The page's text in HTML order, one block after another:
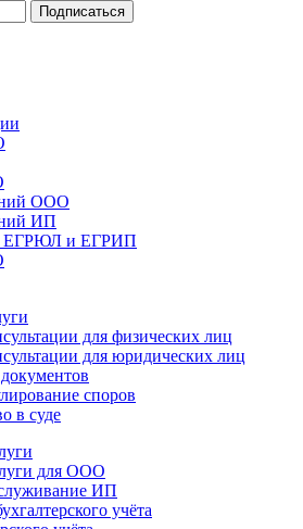
Подписаться
ООО
ИП
ЕГРЮЛ и ЕГРИП
для физических лиц
для юридических лиц
споров
в суде
для ООО
ИП
учёта